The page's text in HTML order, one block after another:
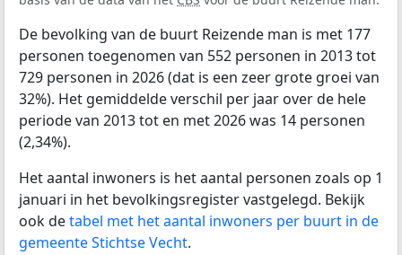
De bevolking van de buurt Reizende man is met 177
personen toegenomen van 552 personen in 2013 tot
729 personen in 2026 (dat is een zeer grote groei van
32%). Het gemiddelde verschil per jaar over de hele
periode van 2013 tot en met 2026 was 14 personen
(2,34%).
Het aantal inwoners is het aantal personen zoals op 1
januari in het bevolkingsregister vastgelegd. Bekijk
ook detabel met het aantal inwoners per buurt in de
gemeente Stichtse Vecht.